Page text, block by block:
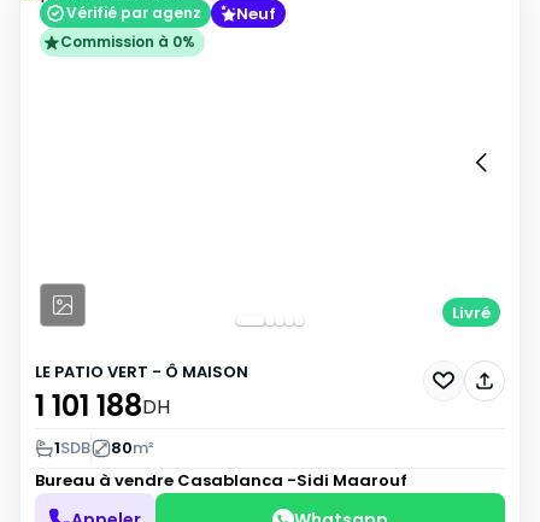
Vérifié par agenz Neuf
Commission à 0%
Livré
LE PATIO VERT - Ô MAISON
1 101 188DH
1SDB 80m²
Bureau à vendre Casablanca -Sidi Maarouf